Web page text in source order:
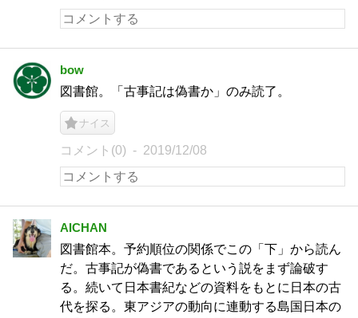
bow
図書館。「古事記は偽書か」のみ読了。
ナイス
コメント(0) 2019/12/08
AICHAN
図書館本。予約順位の関係でこの「下」から読ん
だ。古事記が偽書であるという説をまず論破す
る。続いて日本書紀などの資料をもとに日本の古
代を探る。東アジアの動向に連動する島国日本の